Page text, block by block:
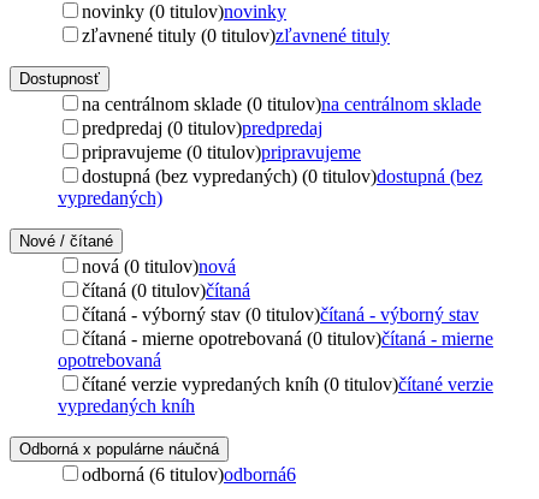
novinky (0 titulov)novinky
zľavnené tituly (0 titulov)zľavnené tituly
Dostupnosť
na centrálnom sklade (0 titulov)na centrálnom sklade
predpredaj (0 titulov)predpredaj
pripravujeme (0 titulov)pripravujeme
dostupná (bez vypredaných) (0 titulov)dostupná (bez
vypredaných)
Nové / čítané
nová (0 titulov)nová
čítaná (0 titulov)čítaná
čítaná - výborný stav (0 titulov)čítaná - výborný stav
čítaná - mierne opotrebovaná (0 titulov)čítaná - mierne
opotrebovaná
čítané verzie vypredaných kníh (0 titulov)čítané verzie
vypredaných kníh
Odborná x populárne náučná
odborná (6 titulov)odborná6